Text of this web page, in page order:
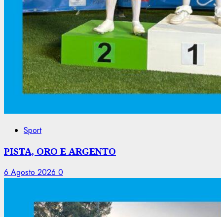
Sport
PISTA, ORO E ARGENTO
6 Agosto 2026 0